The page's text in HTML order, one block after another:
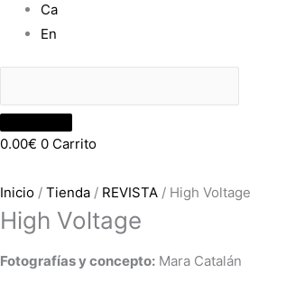
Ca
En
0.00€ 0 Carrito
Inicio / Tienda / REVISTA / High Voltage
High Voltage
Fotografías y concepto: Mara Catalán